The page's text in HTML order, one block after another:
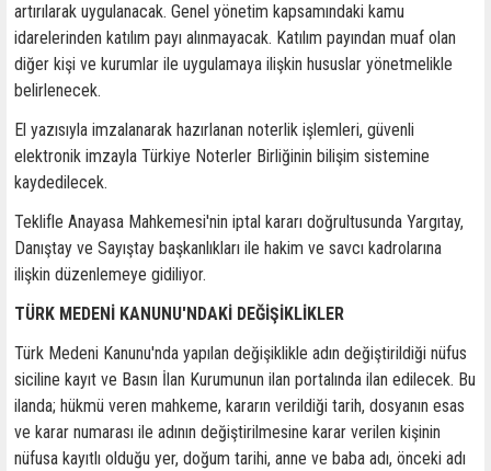
artırılarak uygulanacak. Genel yönetim kapsamındaki kamu
idarelerinden katılım payı alınmayacak. Katılım payından muaf olan
diğer kişi ve kurumlar ile uygulamaya ilişkin hususlar yönetmelikle
belirlenecek.
El yazısıyla imzalanarak hazırlanan noterlik işlemleri, güvenli
elektronik imzayla Türkiye Noterler Birliğinin bilişim sistemine
kaydedilecek.
Teklifle Anayasa Mahkemesi'nin iptal kararı doğrultusunda Yargıtay,
Danıştay ve Sayıştay başkanlıkları ile hakim ve savcı kadrolarına
ilişkin düzenlemeye gidiliyor.
TÜRK MEDENİ KANUNU'NDAKİ DEĞİŞİKLİKLER
Türk Medeni Kanunu'nda yapılan değişiklikle adın değiştirildiği nüfus
siciline kayıt ve Basın İlan Kurumunun ilan portalında ilan edilecek. Bu
ilanda; hükmü veren mahkeme, kararın verildiği tarih, dosyanın esas
ve karar numarası ile adının değiştirilmesine karar verilen kişinin
nüfusa kayıtlı olduğu yer, doğum tarihi, anne ve baba adı, önceki adı